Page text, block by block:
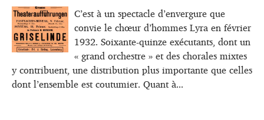
C’est à un spectacle d’envergure que
convie le chœur d’hommes Lyra en février
1932. Soixante-quinze exécutants, dont un
« grand orchestre » et des chorales mixtes
y contribuent, une distribution plus importante que celles
dont l’ensemble est coutumier. Quant à...